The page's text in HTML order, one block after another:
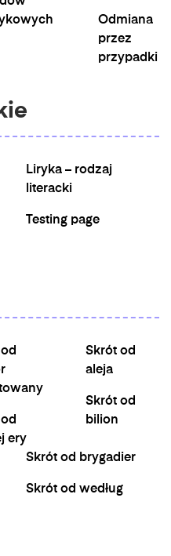
Odmiana
przez
przypadki
Liryka – rodzaj
literacki
Testing page
ery
Skrót od
aleja
Skrót od
bilion
Skrót od brygadier
Skrót od według